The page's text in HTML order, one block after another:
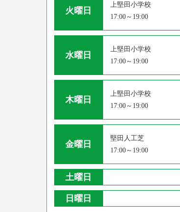
火曜日
上堅田小学校
17:00～19:00
水曜日
上堅田小学校
17:00～19:00
木曜日
上堅田小学校
17:00～19:00
金曜日
堅田人工芝
17:00～19:00
土曜日
日曜日